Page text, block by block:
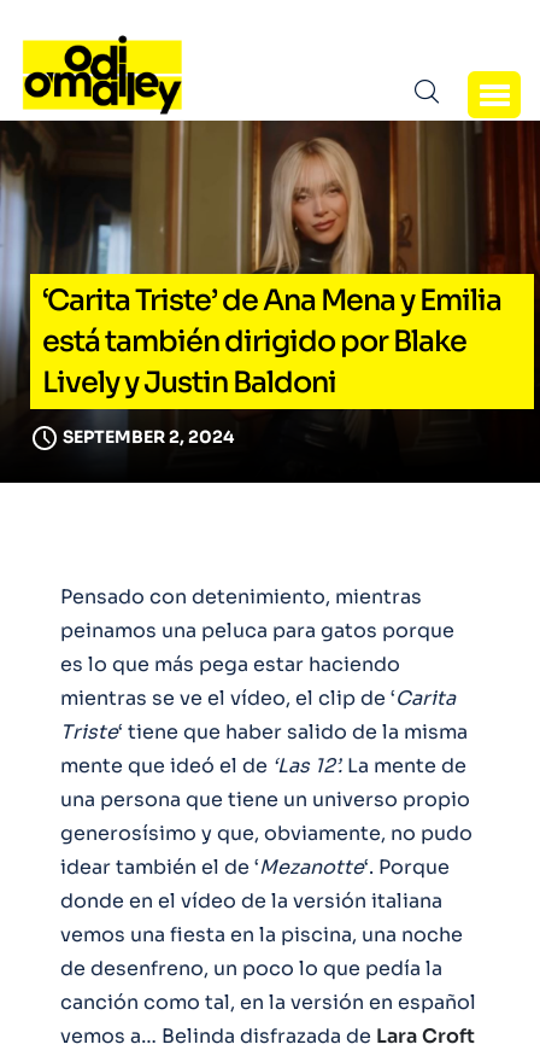
‘Carita Triste’ de Ana Mena y Emilia
está también dirigido por Blake
Lively y Justin Baldoni
SEPTEMBER 2, 2024
Pensado con detenimiento, mientras
peinamos una peluca para gatos porque
es lo que más pega estar haciendo
mientras se ve el vídeo, el clip de ‘Carita
Triste‘ tiene que haber salido de la misma
mente que ideó el de ‘Las 12’. La mente de
una persona que tiene un universo propio
generosísimo y que, obviamente, no pudo
idear también el de ‘Mezanotte‘. Porque
donde en el vídeo de la versión italiana
vemos una fiesta en la piscina, una noche
de desenfreno, un poco lo que pedía la
canción como tal, en la versión en español
vemos a… Belinda disfrazada de LaraCroft